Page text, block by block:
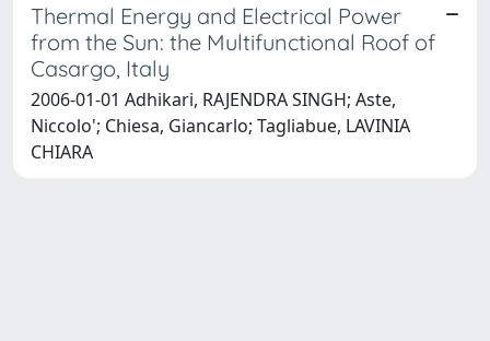
Thermal Energy and Electrical Power
from the Sun: the Multifunctional Roof of
Casargo, Italy
2006-01-01 Adhikari, RAJENDRA SINGH; Aste,
Niccolo'; Chiesa, Giancarlo; Tagliabue, LAVINIA
CHIARA